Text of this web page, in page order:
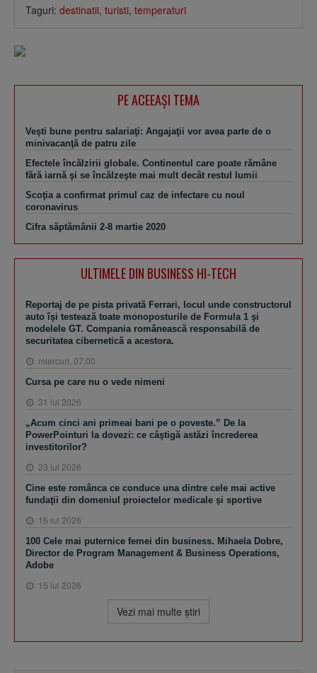
Taguri: destinatii, turisti, temperaturi
PE ACEEAŞI TEMA
Veşti bune pentru salariaţi: Angajaţii vor avea parte de o
minivacanţă de patru zile
Efectele încălzirii globale. Continentul care poate rămâne
fără iarnă şi se încălzeşte mai mult decât restul lumii
Scoţia a confirmat primul caz de infectare cu noul
coronavirus
Cifra săptămânii 2-8 martie 2020
ULTIMELE DIN BUSINESS HI-TECH
Reportaj de pe pista privată Ferrari, locul unde constructorul
auto îşi testează toate monoposturile de Formula 1 şi
modelele GT. Compania românească responsabilă de
securitatea cibernetică a acestora.
miercuri, 07:00
Cursa pe care nu o vede nimeni
31 iul 2026
„Acum cinci ani primeai bani pe o poveste.” De la
PowerPointuri la dovezi: ce câştigă astăzi încrederea
investitorilor?
23 iul 2026
Cine este românca ce conduce una dintre cele mai active
fundaţii din domeniul proiectelor medicale şi sportive
16 iul 2026
100 Cele mai puternice femei din business. Mihaela Dobre,
Director de Program Management & Business Operations,
Adobe
15 iul 2026
Vezi mai multe ştiri